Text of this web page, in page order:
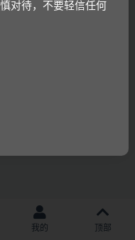
我的 顶部
对待，不要轻信任何